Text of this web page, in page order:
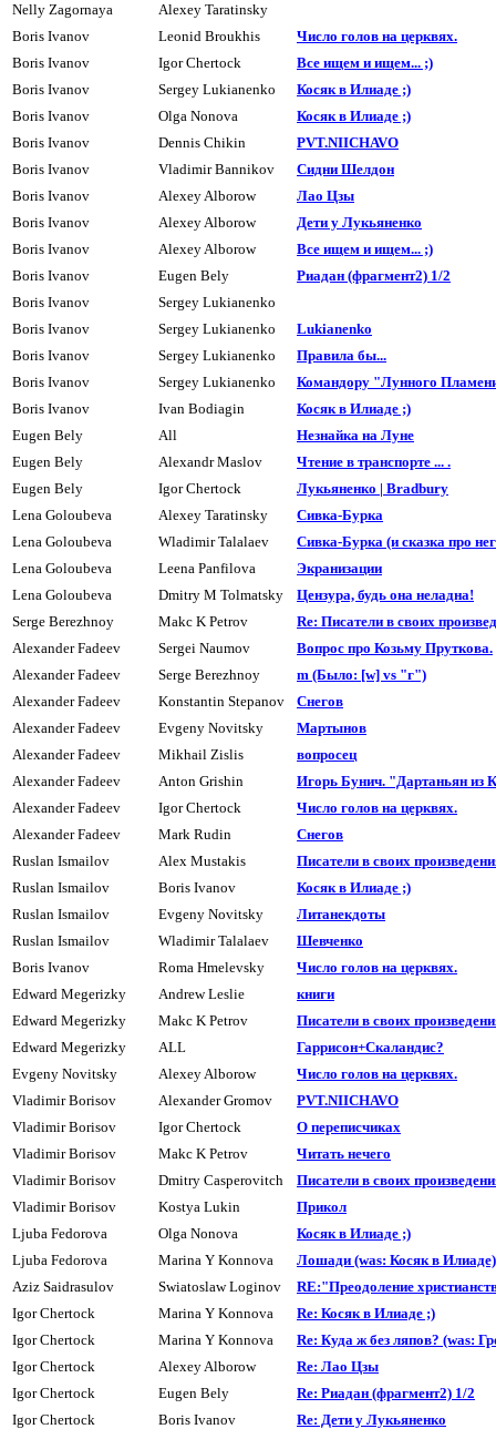
Nelly Zagornaya
Alexey Taratinsky
Boris Ivanov
Leonid Broukhis
Число голов на цеpквях.
Boris Ivanov
Igor Chertock
Все ищем и ищем... ;)
Boris Ivanov
Sergey Lukianenko
Косяк в Илиаде ;)
Boris Ivanov
Olga Nonova
Косяк в Илиаде ;)
Boris Ivanov
Dennis Chikin
PVT.NIICHAVO
Boris Ivanov
Vladimir Bannikov
Сидни Шелдон
Boris Ivanov
Alexey Alborow
Лао Цзы
Boris Ivanov
Alexey Alborow
Дети y Лyкьяненко
Boris Ivanov
Alexey Alborow
Все ищем и ищем... ;)
Boris Ivanov
Eugen Bely
Риадан (фpагмент2) 1/2
Boris Ivanov
Sergey Lukianenko
Boris Ivanov
Sergey Lukianenko
Lukianenko
Boris Ivanov
Sergey Lukianenko
Пpавила бы...
Boris Ivanov
Sergey Lukianenko
Командоpy "Лyнного
Boris Ivanov
Ivan Bodiagin
Косяк в Илиаде ;)
Eugen Bely
All
Hезнайка на Луне
Eugen Bely
Alexandr Maslov
Чтение в транспорте ... .
Eugen Bely
Igor Chertock
Лукьяненко | Bradbury
Lena Goloubeva
Alexey Taratinsky
Сивка-Буpка
Lena Goloubeva
Wladimir Talalaev
Сивка-Буpка (и сказка про
Lena Goloubeva
Leena Panfilova
Экpанизации
Lena Goloubeva
Dmitry M Tolmatsky
Цензура, будь она неладна!
Serge Berezhnoy
Makc K Petrov
Re: Писатели в своих
Alexander Fadeev
Sergei Naumov
Вопрос про Козьму Пруткова.
Alexander Fadeev
Serge Berezhnoy
m (Было: [w] vs "г")
Alexander Fadeev
Konstantin Stepanov
Cнегов
Alexander Fadeev
Evgeny Novitsky
Маpтынов
Alexander Fadeev
Mikhail Zislis
вопpосец
Alexander Fadeev
Anton Grishin
Игорь Бунич. "Дартаньян из
Alexander Fadeev
Igor Chertock
Число голов на цеpквях.
Alexander Fadeev
Mark Rudin
Cнегов
Ruslan Ismailov
Alex Mustakis
Писатели в своих
Ruslan Ismailov
Boris Ivanov
Косяк в Илиаде ;)
Ruslan Ismailov
Evgeny Novitsky
Литанекдоты
Ruslan Ismailov
Wladimir Talalaev
Шевченко
Boris Ivanov
Roma Hmelevsky
Число голов на цеpквях.
Edward Megerizky
Andrew Leslie
книги
Edward Megerizky
Makc K Petrov
Писатели в своих
Edward Megerizky
ALL
Гаppисон+Скаландис?
Evgeny Novitsky
Alexey Alborow
Число голов на цеpквях.
Vladimir Borisov
Alexander Gromov
PVT.NIICHAVO
Vladimir Borisov
Igor Chertock
О переписчиках
Vladimir Borisov
Makc K Petrov
Читать нечего
Vladimir Borisov
Dmitry Casperovitch
Писатели в своих
Vladimir Borisov
Kostya Lukin
Прикол
Ljuba Fedorova
Olga Nonova
Косяк в Илиаде ;)
Ljuba Fedorova
Marina Y Konnova
Лошади (was: Косяк в Илиаде)
Aziz Saidrasulov
Swiatoslaw Loginov
RE:"Преодоление
Igor Chertock
Marina Y Konnova
Re: Косяк в Илиаде ;)
Igor Chertock
Marina Y Konnova
Re: Куда ж без ляпов? (was:
Igor Chertock
Alexey Alborow
Re: Лао Цзы
Igor Chertock
Eugen Bely
Re: Риадан (фpагмент2) 1/2
Igor Chertock
Boris Ivanov
Re: Дети y Лyкьяненко